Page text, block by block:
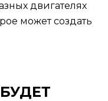
двигателях
может создать